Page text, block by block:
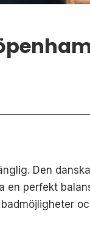
Den
en perfekt